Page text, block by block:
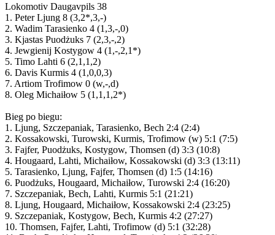
Lokomotiv Daugavpils 38
1. Peter Ljung 8 (3,2*,3,-)
2. Wadim Tarasienko 4 (1,3,-,0)
3. Kjastas Puodżuks 7 (2,3,-,2)
4. Jewgienij Kostygow 4 (1,-,2,1*)
5. Timo Lahti 6 (2,1,1,2)
6. Davis Kurmis 4 (1,0,0,3)
7. Artiom Trofimow 0 (w,-,d)
8. Oleg Michaiłow 5 (1,1,1,2*)
Bieg po biegu:
1. Ljung, Szczepaniak, Tarasienko, Bech 2:4 (2:4)
2. Kossakowski, Turowski, Kurmis, Trofimow (w) 5:1 (7:5)
3. Fajfer, Puodżuks, Kostygow, Thomsen (d) 3:3 (10:8)
4. Hougaard, Lahti, Michaiłow, Kossakowski (d) 3:3 (13:11)
5. Tarasienko, Ljung, Fajfer, Thomsen (d) 1:5 (14:16)
6. Puodżuks, Hougaard, Michaiłow, Turowski 2:4 (16:20)
7. Szczepaniak, Bech, Lahti, Kurmis 5:1 (21:21)
8. Ljung, Hougaard, Michaiłow, Kossakowski 2:4 (23:25)
9. Szczepaniak, Kostygow, Bech, Kurmis 4:2 (27:27)
10. Thomsen, Fajfer, Lahti, Trofimow (d) 5:1 (32:28)